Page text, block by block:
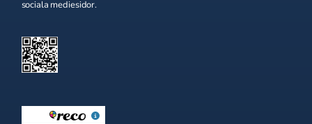
sociala mediesidor.